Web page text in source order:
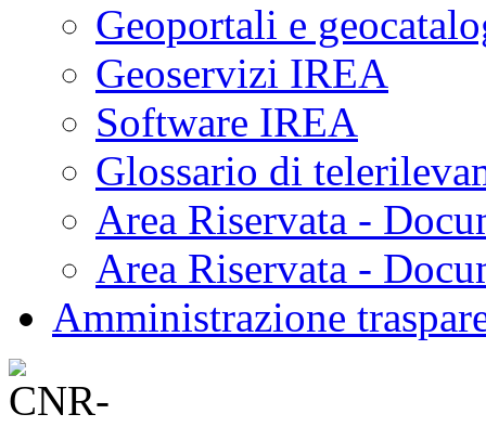
Geoportali e
Geoservizi IREA
Software IREA
Glossario di
Area Riservata -
Area Riservata -
Amministrazione